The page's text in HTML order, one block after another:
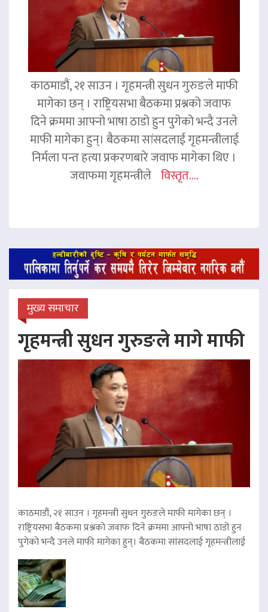
काठमाडौं, २१ साउन । गृहमन्त्री सुधन गुरुङले माफी
मागेका छन् । राष्ट्रियसभा बैठकमा प्रश्नको जवाफ
दिने क्रममा आफ्नो भाषा ठाडो हुन पुगेको भन्दै उनले
माफी मागेका हुन्। बैठकमा सांसदलाई गृहमन्त्रीलाई
निर्मला पन्त हत्या प्रकरणबारे जवाफ मागेका थिए ।
जवाफमा गृहमन्त्रीले विस्तृत....
मुख्य समाचार
गृहमन्त्री सुधन गुरुङले मागे माफी
काठमाडौं, २१ साउन । गृहमन्त्री सुधन गुरुङले माफी मागेका छन् ।
राष्ट्रियसभा बैठकमा प्रश्नको जवाफ दिने क्रममा आफ्नो भाषा ठाडो हुन
पुगेको भन्दै उनले माफी मागेका हुन्। बैठकमा सांसदलाई गृहमन्त्रीलाई